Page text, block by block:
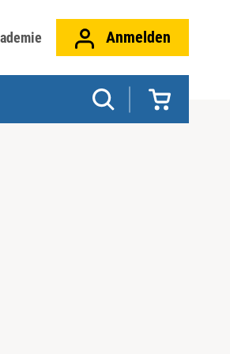
Anmelden